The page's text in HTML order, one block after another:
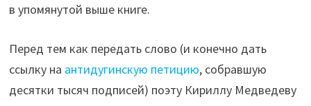
в упомянутой выше книге.
Перед тем как передать слово (и конечно дать
ссылку на антидугинскую петицию, собравшую
десятки тысяч подписей) поэту Кириллу Медведеву